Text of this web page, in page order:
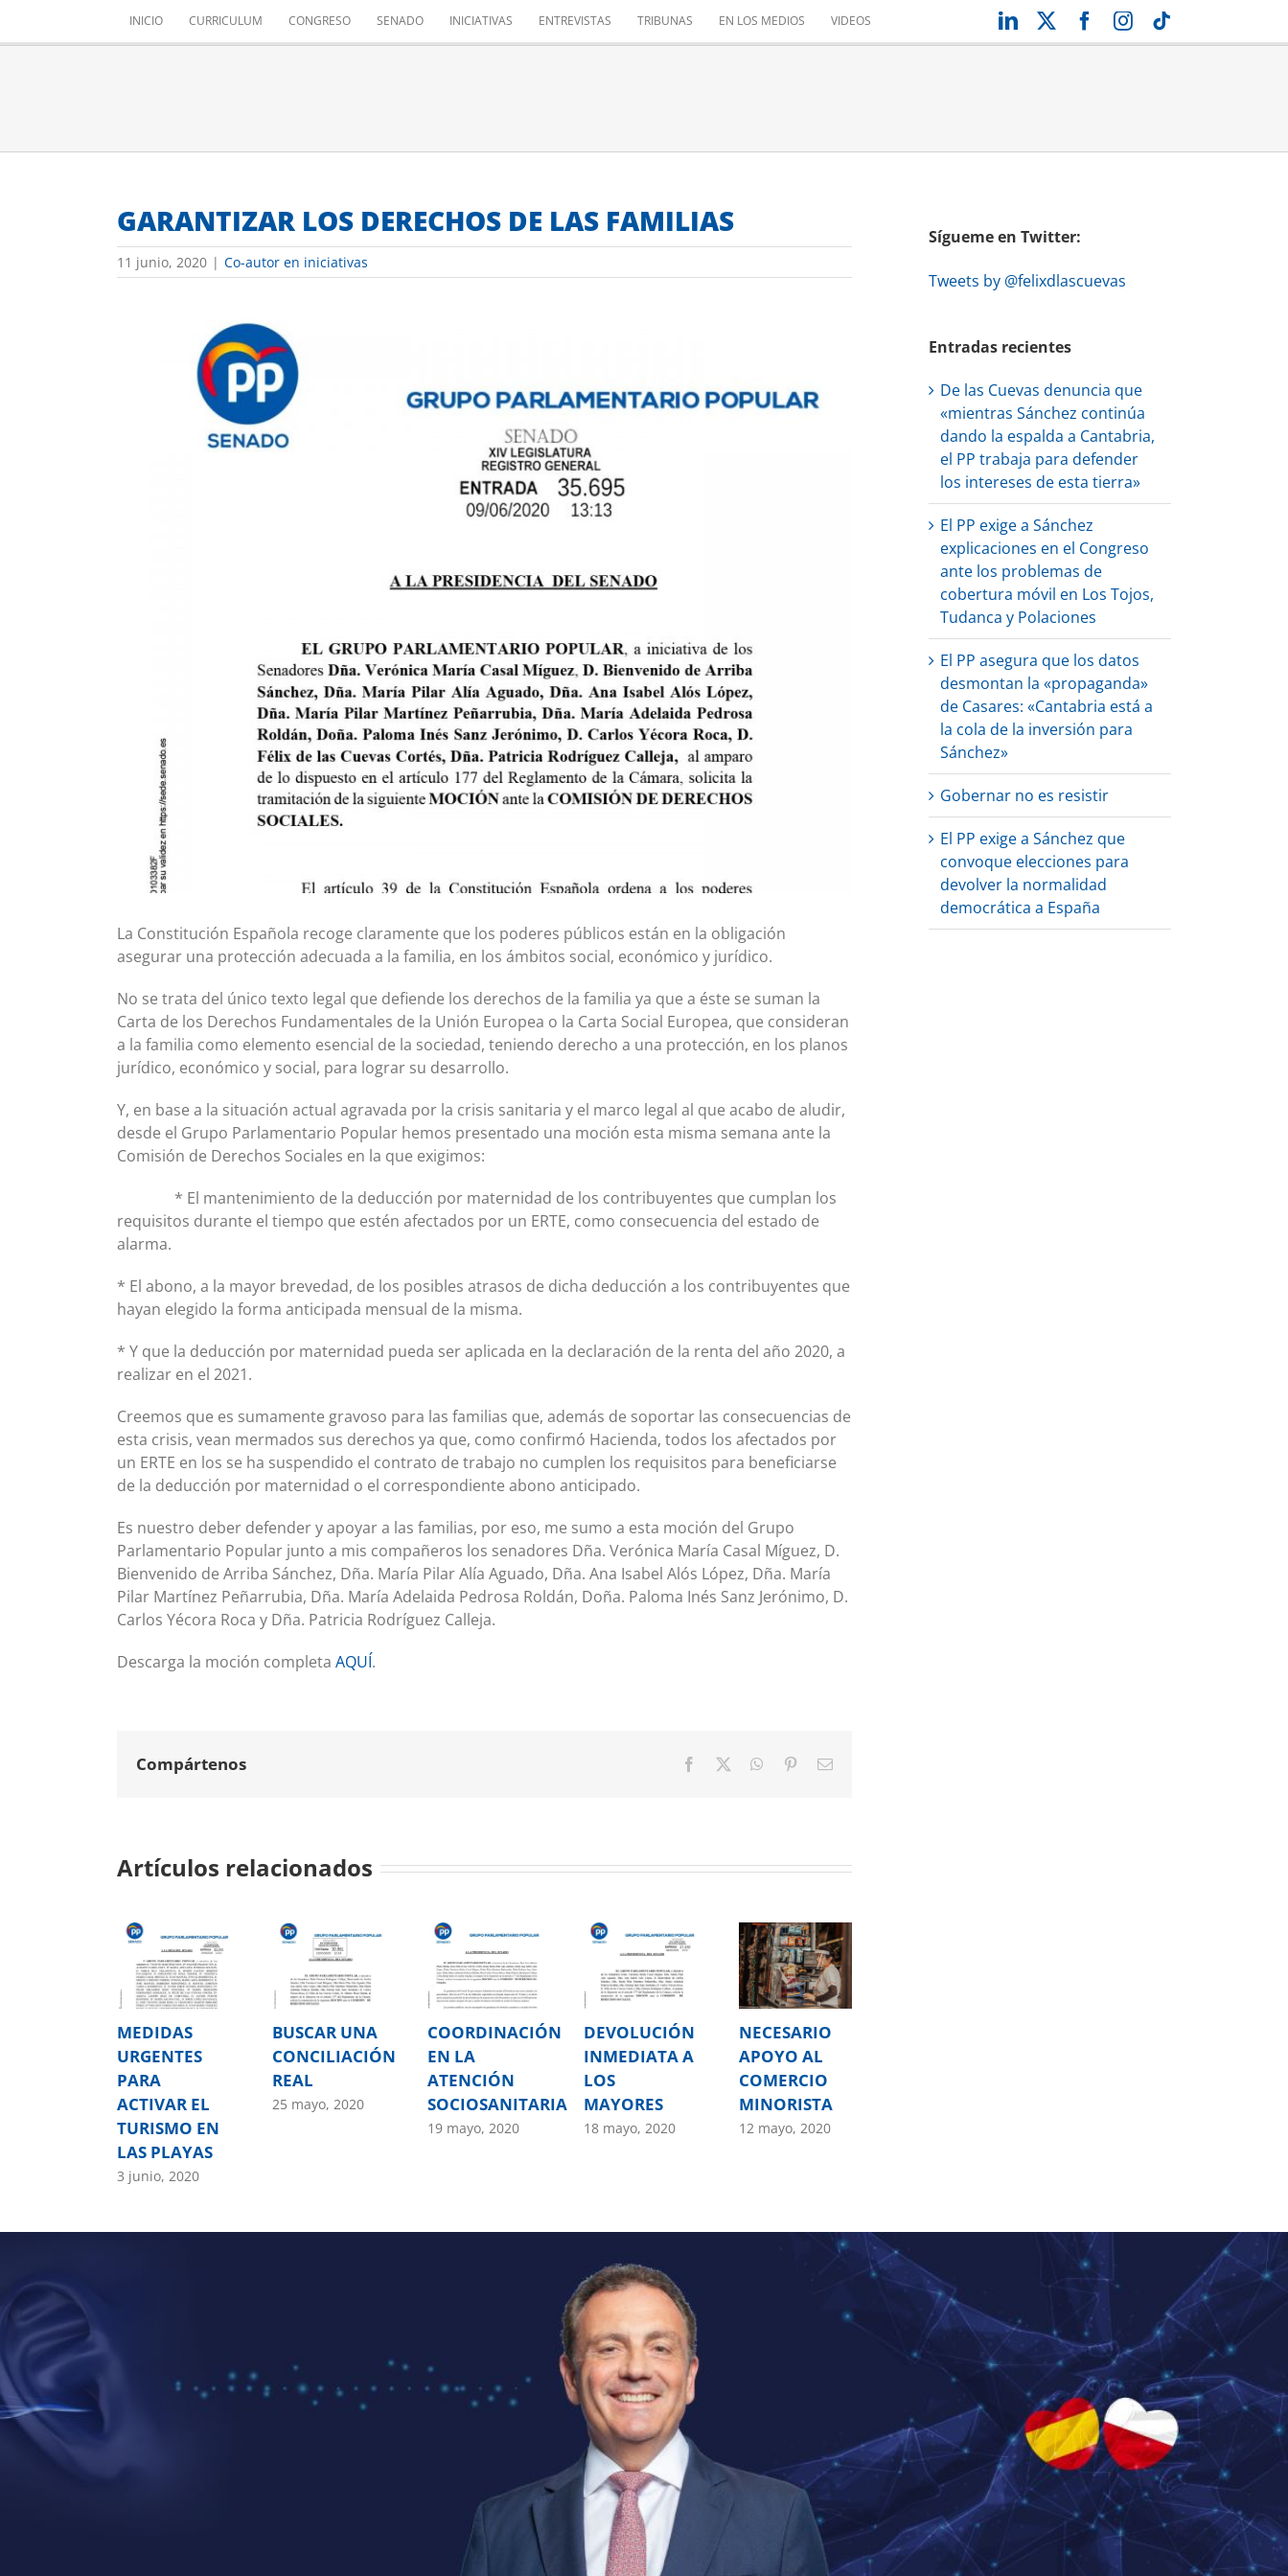
INICIO CURRICULUM CONGRESO SENADO INICIATIVAS ENTREVISTAS TRIBUNAS EN LOS MEDIOS VIDEOS LinkedIn Facebook
Instagram
GARANTIZAR LOS DERECHOS DE LAS FAMILIAS
11 junio, 2020 | Co-autor en iniciativas
La Constitución Española recoge claramente que los poderes públicos están en la obligación
asegurar una protección adecuada a la familia, en los ámbitos social, económico y jurídico.
No se trata del único texto legal que defiende los derechos de la familia ya que a éste se suman la
Carta de los Derechos Fundamentales de la Unión Europea o la Carta Social Europea, que consideran
a la familia como elemento esencial de la sociedad, teniendo derecho a una protección, en los planos
jurídico, económico y social, para lograr su desarrollo.
Y, en base a la situación actual agravada por la crisis sanitaria y el marco legal al que acabo de aludir,
desde el Grupo Parlamentario Popular hemos presentado una moción esta misma semana ante la
Comisión de Derechos Sociales en la que exigimos:
* El mantenimiento de la deducción por maternidad de los contribuyentes que cumplan los
requisitos durante el tiempo que estén afectados por un ERTE, como consecuencia del estado de
alarma.
* El abono, a la mayor brevedad, de los posibles atrasos de dicha deducción a los contribuyentes que
hayan elegido la forma anticipada mensual de la misma.
* Y que la deducción por maternidad pueda ser aplicada en la declaración de la renta del año 2020, a
realizar en el 2021.
Creemos que es sumamente gravoso para las familias que, además de soportar las consecuencias de
esta crisis, vean mermados sus derechos ya que, como confirmó Hacienda, todos los afectados por
un ERTE en los se ha suspendido el contrato de trabajo no cumplen los requisitos para beneficiarse
de la deducción por maternidad o el correspondiente abono anticipado.
Es nuestro deber defender y apoyar a las familias, por eso, me sumo a esta moción del Grupo
Parlamentario Popular junto a mis compañeros los senadores Dña. Verónica María Casal Míguez, D.
Bienvenido de Arriba Sánchez, Dña. María Pilar Alía Aguado, Dña. Ana Isabel Alós López, Dña. María
Pilar Martínez Peñarrubia, Dña. María Adelaida Pedrosa Roldán, Doña. Paloma Inés Sanz Jerónimo, D.
Carlos Yécora Roca y Dña. Patricia Rodríguez Calleja.
Descarga la moción completa AQUÍ.
Compártenos Facebook WhatsApp
PinterestCorreo
Artículos relacionados
MEDIDAS
URGENTES
PARA
ACTIVAR EL
TURISMO EN
LAS PLAYAS
3 junio, 2020
BUSCAR UNA
CONCILIACIÓN
REAL
25 mayo, 2020
COORDINACIÓN
EN LA
ATENCIÓN
SOCIOSANITARIA
19 mayo, 2020
DEVOLUCIÓN
INMEDIATA A
LOS
MAYORES
18 mayo, 2020
NECESARIO
APOYO AL
COMERCIO
MINORISTA
12 mayo, 2020
Sígueme en Twitter:
Tweets by @felixdlascuevas
Entradas recientes
De las Cuevas denuncia que
«mientras Sánchez continúa
dando la espalda a Cantabria,
el PP trabaja para defender
los intereses de esta tierra»
El PP exige a Sánchez
explicaciones en el Congreso
ante los problemas de
cobertura móvil en Los Tojos,
Tudanca y Polaciones
El PP asegura que los datos
desmontan la «propaganda»
de Casares: «Cantabria está a
la cola de la inversión para
Sánchez»
Gobernar no es resistir
El PP exige a Sánchez que
convoque elecciones para
devolver la normalidad
democrática a España